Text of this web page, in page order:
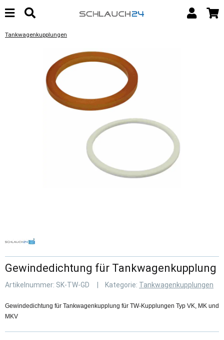
Tankwagenkupplungen
Gewindedichtung für Tankwagenkupplung
Artikelnummer: SK-TW-GD Kategorie: Tankwagenkupplungen
Gewindedichtung für Tankwagenkupplung für TW-Kupplungen Typ VK, MK und
MKV